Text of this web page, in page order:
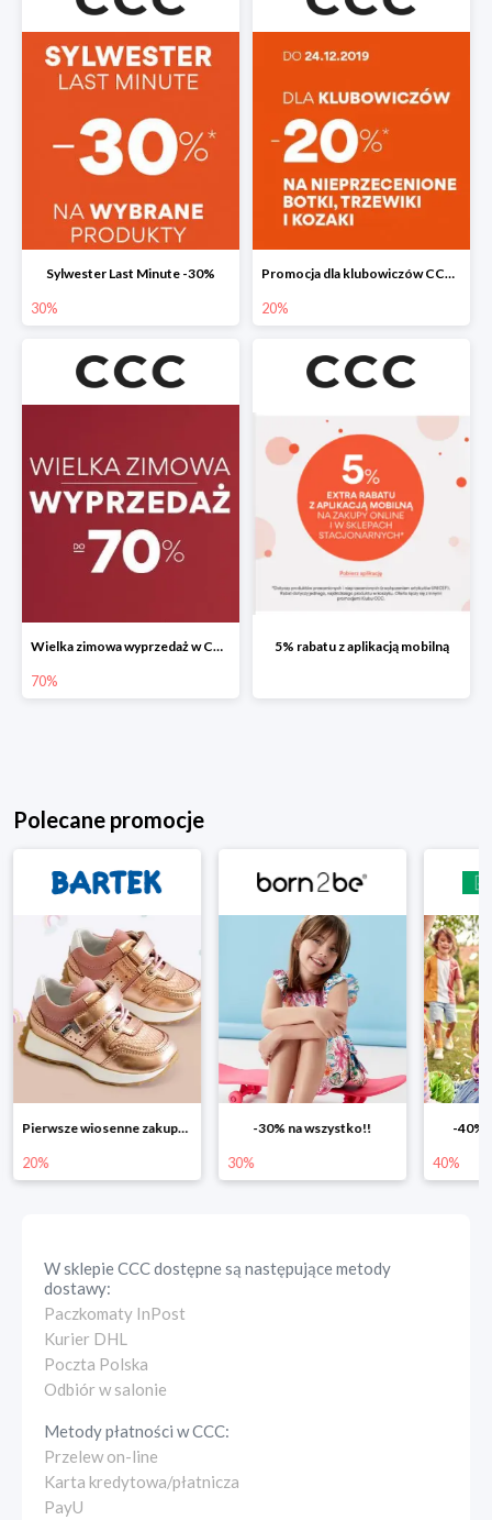
Sylwester Last Minute -30%
30%
Promocja dla klubowiczów CCC do -20%
20%
Wielka zimowa wyprzedaż w CCC do -70%
70%
5% rabatu z aplikacją mobilną
Polecane promocje
-30% na wszystko!!
30%
-40% na drugą sztukę
40% 25%
W sklepieCCCdostępne są następujące metody
dostawy:
Paczkomaty InPost
Kurier DHL
Poczta Polska
Odbiór w salonie
Metody płatności wCCC:
Przelew on-line
Karta kredytowa/płatnicza
PayU